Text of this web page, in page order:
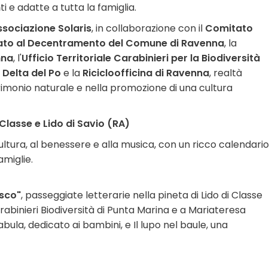
e adatte a tutta la famiglia.
Solaris, in collaborazione con il Comitato
al Decentramento del Comune di Ravenna, la
, l'Ufficio Territoriale Carabinieri per la Biodiversità
del Po e la Ricicloofficina di Ravenna, realtà
naturale e nella promozione di una cultura
e Lido di Savio (RA)
al benessere e alla musica, con un ricco calendario
, passeggiate letterarie nella pineta di Lido di Classe
Biodiversità di Punta Marina e a Mariateresa
dedicato ai bambini, e Il lupo nel baule, una